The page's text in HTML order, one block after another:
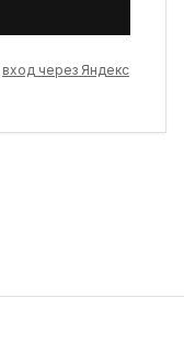
вход через Яндекс